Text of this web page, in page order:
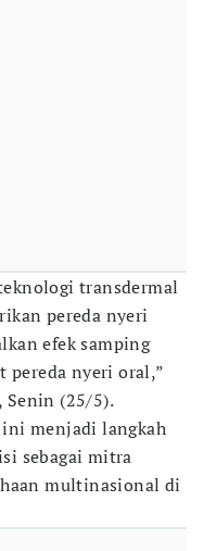
transdermal
pereda nyeri
efek samping
pereda nyeri oral,”
Senin (25/5).
ini menjadi langkah
sebagai mitra
multinasional di